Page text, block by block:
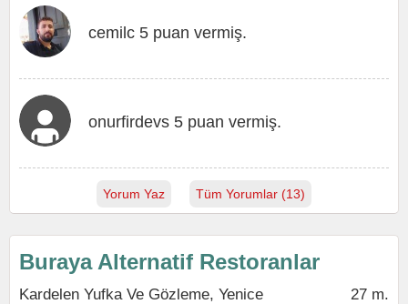
cemilc 5 puan vermiş.
onurfirdevs 5 puan vermiş.
Yorum Yaz Tüm Yorumlar (13)
Buraya Alternatif Restoranlar
Kardelen Yufka Ve Gözleme, Yenice 27 m.